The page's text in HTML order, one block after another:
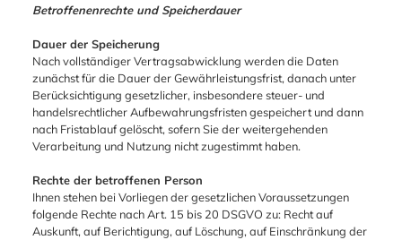
Betroffenenrechte und Speicherdauer
Dauer der Speicherung
Nach vollständiger Vertragsabwicklung werden die Daten
zunächst für die Dauer der Gewährleistungsfrist, danach unter
Berücksichtigung gesetzlicher, insbesondere steuer- und
handelsrechtlicher Aufbewahrungsfristen gespeichert und dann
nach Fristablauf gelöscht, sofern Sie der weitergehenden
Verarbeitung und Nutzung nicht zugestimmt haben.
Rechte der betroffenen Person
Ihnen stehen bei Vorliegen der gesetzlichen Voraussetzungen
folgende Rechte nach Art. 15 bis 20 DSGVO zu: Recht auf
Auskunft, auf Berichtigung, auf Löschung, auf Einschränkung der